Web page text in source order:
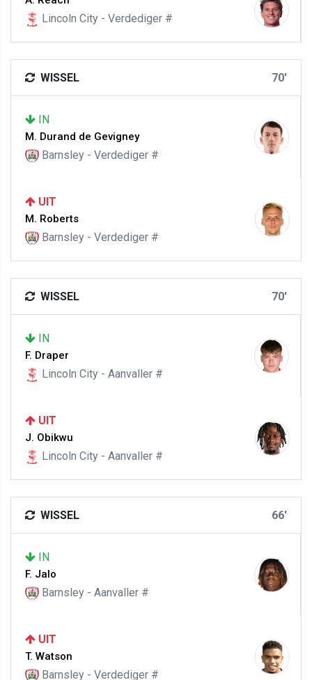
Lincoln City - Verdediger #
WISSEL 70'
IN
M. Durand de Gevigney
Barnsley - Verdediger #
UIT
M. Roberts
Barnsley - Verdediger #
WISSEL 70'
IN
F. Draper
Lincoln City - Aanvaller #
UIT
J. Obikwu
Lincoln City - Aanvaller #
WISSEL 66'
IN
F. Jalo
Barnsley - Aanvaller #
UIT
T. Watson
Barnsley - Verdediger #